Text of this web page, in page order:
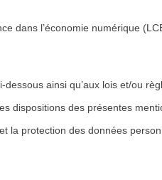
dans l’économie numérique
ainsi qu’aux lois et/ou
dispositions des présentes
la protection des données